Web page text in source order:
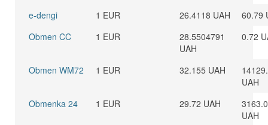
e-dengi
1 EUR 26.4118 UAH
60.79
Obmen CC
1 EUR
28.5504791
UAH
0.72
Obmen WM72 1 EUR 32.155 UAH
UAH
Obmenka 24
1 EUR 29.72 UAH
UAH